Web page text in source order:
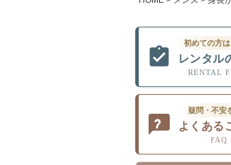
初めての方
レンタル
RENTAL
疑問・不安
よくある
FAQ